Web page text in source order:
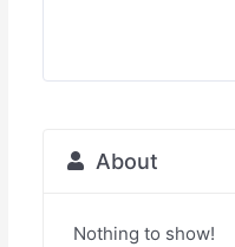
About
Nothing to show!